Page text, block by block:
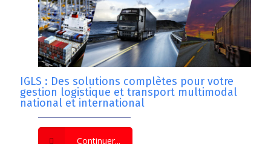
IGLS : Des solutions complètes pour votre
gestion logistique et transport multimodal
national et international
Continuer...